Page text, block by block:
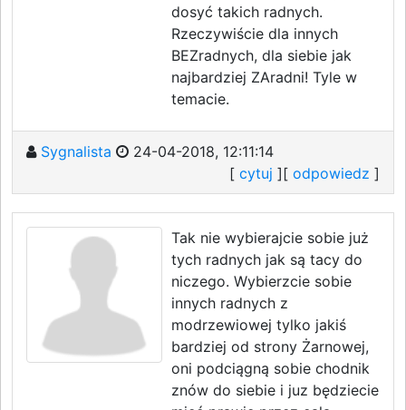
dosyć takich radnych.
Rzeczywiście dla innych
BEZradnych, dla siebie jak
najbardziej ZAradni! Tyle w
temacie.
Sygnalista
24-04-2018, 12:11:14
[ cytuj ][ odpowiedz ]
Tak nie wybierajcie sobie już
tych radnych jak są tacy do
niczego. Wybierzcie sobie
innych radnych z
modrzewiowej tylko jakiś
bardziej od strony Żarnowej,
oni podciągną sobie chodnik
znów do siebie i juz będziecie